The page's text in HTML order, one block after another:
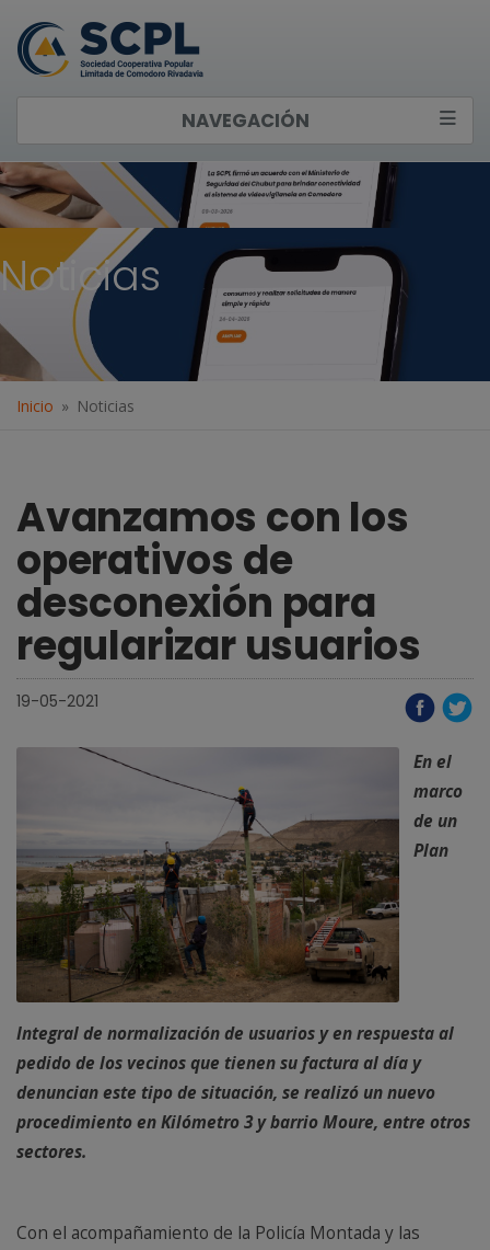
NAVEGACIÓN
Noticias
Inicio Noticias
Avanzamos con los
operativos de
desconexión para
regularizar usuarios
19-05-2021
En el
marco
de un
Plan
Integral de normalización de usuarios y en respuesta al
pedido de los vecinos que tienen su factura al día y
denuncian este tipo de situación, se realizó un nuevo
procedimiento en Kilómetro 3 y barrio Moure, entre otros
sectores.
Con el acompañamiento de la Policía Montada y las